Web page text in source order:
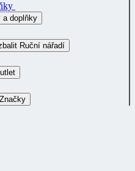
a doplňky
Ruční nářadí